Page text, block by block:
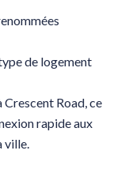
de logement
Road, ce
rapide aux
ville.